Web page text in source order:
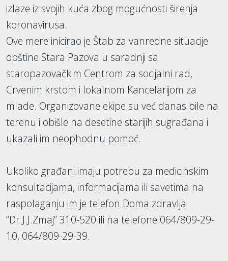
izlaze iz svojih kuća zbog mogućnosti širenja
koronavirusa.
Ove mere inicirao je Štab za vanredne situacije
opštine Stara Pazova u saradnji sa
staropazovačkim Centrom za socijalni rad,
Crvenim krstom i lokalnom Kancelarijom za
mlade. Organizovane ekipe su već danas bile na
terenu i obišle na desetine starijih sugrađana i
ukazali im neophodnu pomoć.
Ukoliko građani imaju potrebu za medicinskim
konsultacijama, informacijama ili savetima na
raspolaganju im je telefon Doma zdravlja
“Dr.J.J.Zmaj” 310-520 ili na telefone 064/809-29-
10, 064/809-29-39.